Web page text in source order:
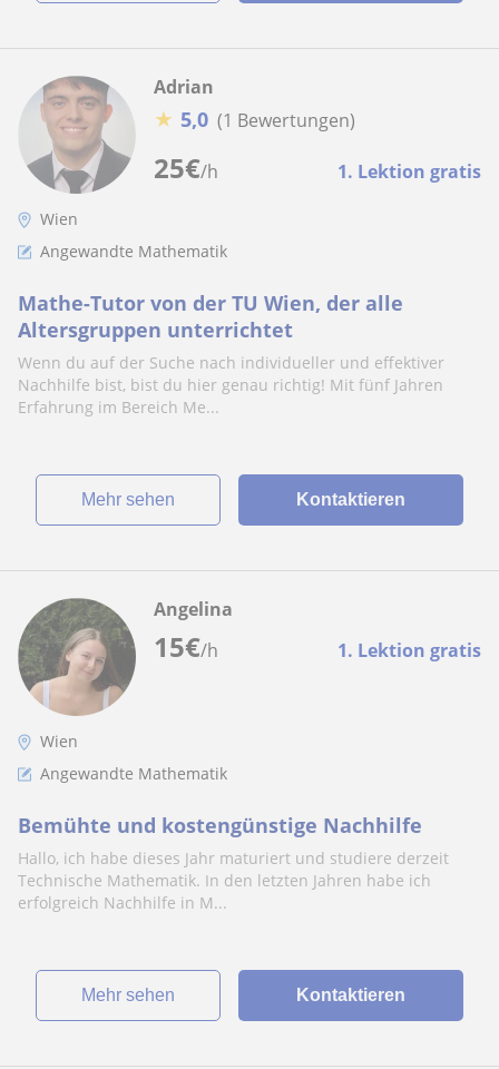
25€/h 1. Lektion gratis
Adrian
★ 5,0 (1 Bewertungen)
Wien
Angewandte Mathematik
Mathe-Tutor von der TU Wien, der alle
Altersgruppen unterrichtet
Wenn du auf der Suche nach individueller und effektiver
Nachhilfe bist, bist du hier genau richtig! Mit fünf Jahren
Erfahrung im Bereich Me...
Mehr sehen Kontaktieren
15€/h 1. Lektion gratis
Angelina
Wien
Angewandte Mathematik
Bemühte und kostengünstige Nachhilfe
Hallo, ich habe dieses Jahr maturiert und studiere derzeit
Technische Mathematik. In den letzten Jahren habe ich
erfolgreich Nachhilfe in M...
Mehr sehen Kontaktieren